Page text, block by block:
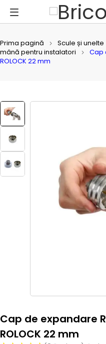
Prima pagină Scule și unelte
mână pentru instalatori
Cap
ROLOCK 22 mm
Cap de expandare
ROLOCK 22 mm